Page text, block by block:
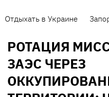
Отдыхать в Украине
РОТАЦИЯ
ЗАЭС ЧЕРЕЗ